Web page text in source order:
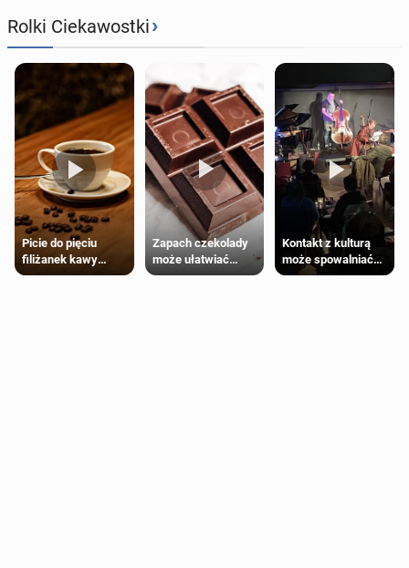
Rolki Ciekawostki›
Picie do pięciu
filiżanek kawy
dziennie jest
Zapach czekolady
może ułatwiać
trening siłowy
Kontakt z kulturą
może spowalniać
starzenie